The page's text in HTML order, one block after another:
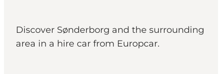
Planifiez votre voyage
Discover Sønderborg and the surrounding
area in a hire car from Europcar.